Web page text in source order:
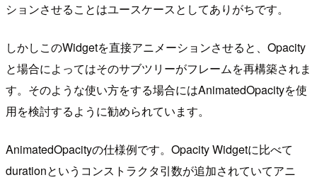
ションさせることはユースケースとしてありがちです。
しかしこのWidgetを直接アニメーションさせると、Opacity
と場合によってはそのサブツリーがフレームを再構築されま
す。そのような使い方をする場合にはAnimatedOpacityを使
用を検討するように勧められています。
AnimatedOpacityの仕様例です。Opacity Widgetに比べて
durationというコンストラクタ引数が追加されていてアニ